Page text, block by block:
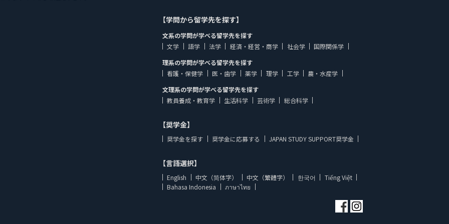
【学問から留学先を探す】
文系の学問が学べる留学先を探す
文学
語学 法学 経済・経営・商学 社会学
国際関係学
理系の学問が学べる留学先を探す
看護・保健学
医・歯学 薬学 理学 工学
農・水産学
文理系の学問が学べる留学先を探す
教員養成・教育学
生活科学 芸術学 総合科学
【奨学金】
奨学金を探す 奨学金に応募する JAPAN STUDY SUPPORT奨学金
【言語選択】
English 中文（简体字） 中文（繁體字） 한국어
Tiếng Việt
Bahasa Indonesia
ภาษาไทย